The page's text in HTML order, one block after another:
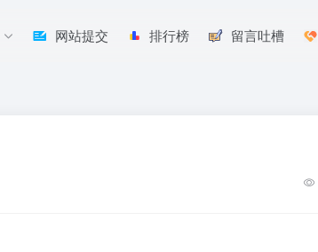
网站提交 排行榜 留言吐槽